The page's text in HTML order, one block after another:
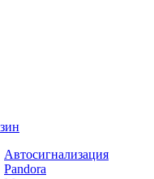
Автосигнализация
Pandora